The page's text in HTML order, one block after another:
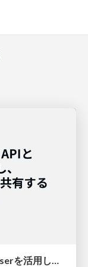
TypeScript Compiler APIとPHP-Parserを活用し、TypeScriptとPHPで型を共有する